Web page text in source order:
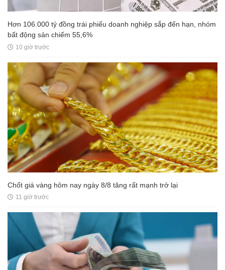
Hơn 106.000 tỷ đồng trái phiếu doanh nghiệp sắp đến hạn, nhóm
bất động sản chiếm 55,6%
10 giờ trước
Chốt giá vàng hôm nay ngày 8/8 tăng rất mạnh trở lại
11 giờ trước